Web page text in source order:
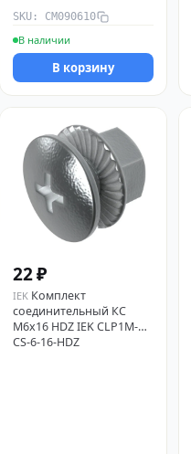
SKU: CM090610
В наличии
В корзину
22 ₽
IEK Комплект
соединительный КС
М6х16 HDZ IEK CLP1M-
CS-6-16-HDZ